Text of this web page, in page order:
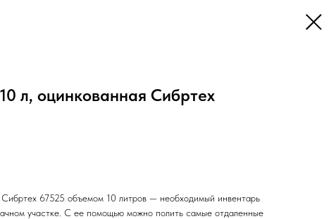
л, оцинкованная Сибртех
67525 объемом 10 литров — необходимый инвентарь
участке. С ее помощью можно полить самые отдаленные